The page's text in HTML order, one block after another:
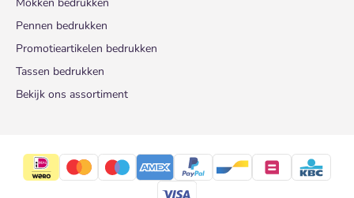
Pennen bedrukken
Promotieartikelen bedrukken
Tassen bedrukken
Bekijk ons assortiment